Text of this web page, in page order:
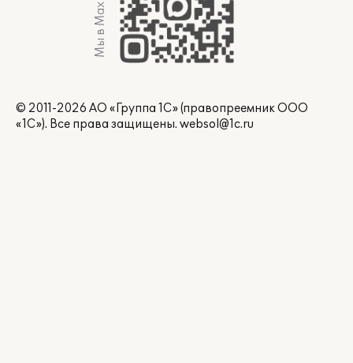
Мы в Max
© 2011-2026 АО «Группа 1С» (правопреемник ООО
«1С»). Все права защищены. websol@1c.ru